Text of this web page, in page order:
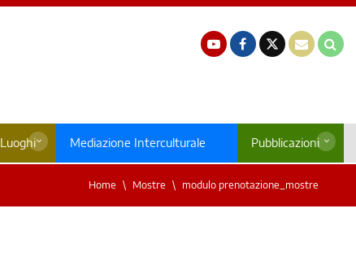
Luoghi Mediazione Interculturale Pubblicazioni
Home Mostre modulo prenotazione_mostre